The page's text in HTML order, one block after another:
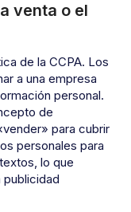
venta o el
de la CCPA. Los
a una empresa
personal.
de
para cubrir
personales para
lo que
publicidad